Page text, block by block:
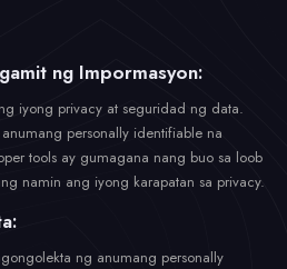
ng Impormasyon:
iyong privacy at seguridad ng data.
personally identifiable na
tools ay gumagana nang buo sa loob
namin ang iyong karapatan sa privacy.
ng anumang personally